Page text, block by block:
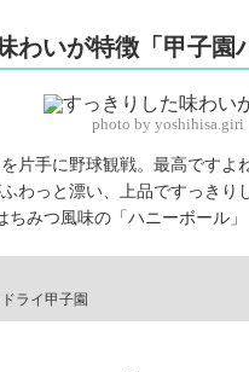
わいが特徴「甲子園
photo by
片手に野球観戦。最高です
わっと漂い、上品ですっきり
ちみつ風味の「ハニーボール」
ライ甲子園